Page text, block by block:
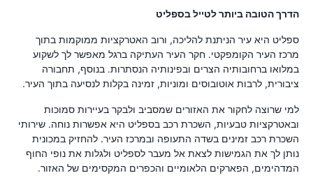
הדרך הטובה ביותר לטייל בספליט
ספליט היא עיר הניתנת להליכה, ורוב האטרקציות ממוקמות בתוך
מרכז העיר הקומפקטי. חקר העיר העתיקה ברגל מאפשר לך לשקוע
במלואו ברחובותיה הצרים ובפינותיה הנסתרות. בנוסף, תחבורה
ציבורית, לרבות אוטובוסים ומוניות, זמינה בקלות לנסיעה בתוך העיר.
למי שרוצה לחקור את האזורים שמסביב ולבקר בעיירות סמוכות
ובאטרקציות טבעיות, השכרת רכב בספליט היא אפשרות נוחה. שירותי
השכרת רכב זמינים בשדה התעופה ובמרכז העיר. להחזיק במכונית
נותן לך את הגמישות לצאת אל מעבר לספליט ולגלות את נופי החוף
המדהימים, הפארקים הלאומיים והכפרים המקסימים של האזור.